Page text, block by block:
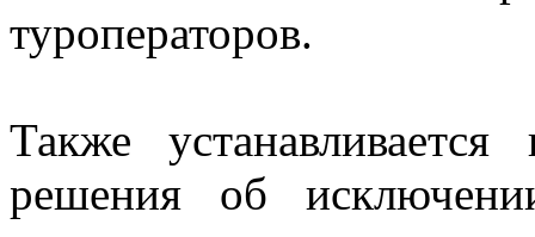
туроператоров.
Также
решения об